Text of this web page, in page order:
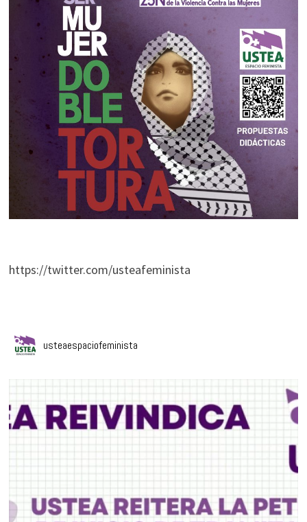
https://twitter.com/usteafeminista
usteaespaciofeminista